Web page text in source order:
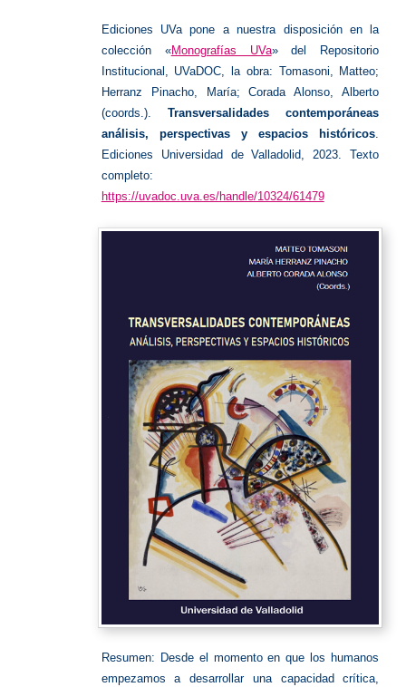
Ediciones UVa pone a nuestra disposición en la
colección «Monografías UVa» del Repositorio
Institucional, UVaDOC, la obra: Tomasoni, Matteo;
Herranz Pinacho, María; Corada Alonso, Alberto
(coords.).Transversalidades contemporáneas
análisis, perspectivas y espacios históricos.
Ediciones Universidad de Valladolid, 2023. Texto
completo:
https://uvadoc.uva.es/handle/10324/61479
Resumen: Desde el momento en que los humanos
empezamos a desarrollar una capacidad crítica,